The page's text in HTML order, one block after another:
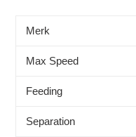
Merk
Max Speed
Feeding
Separation